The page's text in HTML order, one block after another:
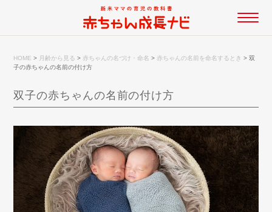
HOME > 月齢から見る > 赤ちゃんの名づけ・命名 > 赤ちゃんの名前を命名するとき >双
子の赤ちゃんの名前の付け方
双子の赤ちゃんの名前の付け方